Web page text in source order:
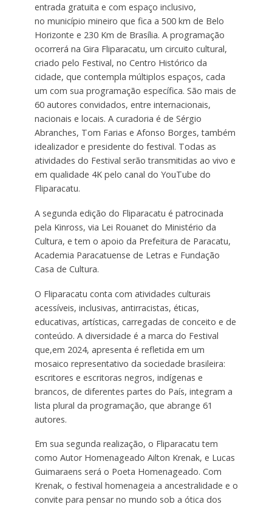
entrada gratuita e com espaço inclusivo,
no município mineiro que fica a 500 km de Belo
Horizonte e 230 Km de Brasília. A programação
ocorrerá na Gira Fliparacatu, um circuito cultural,
criado pelo Festival, no Centro Histórico da
cidade, que contempla múltiplos espaços, cada
um com sua programação específica. São mais de
60 autores convidados, entre internacionais,
nacionais e locais. A curadoria é de Sérgio
Abranches, Tom Farias e Afonso Borges, também
idealizador e presidente do festival. Todas as
atividades do Festival serão transmitidas ao vivo e
em qualidade 4K pelo canal do YouTube do
Fliparacatu.
A segunda edição do Fliparacatu é patrocinada
pela Kinross, via Lei Rouanet do Ministério da
Cultura, e tem o apoio da Prefeitura de Paracatu,
Academia Paracatuense de Letras e Fundação
Casa de Cultura.
O Fliparacatu conta com atividades culturais
acessíveis, inclusivas, antirracistas, éticas,
educativas, artísticas, carregadas de conceito e de
conteúdo. A diversidade é a marca do Festival
que,em 2024, apresenta é refletida em um
mosaico representativo da sociedade brasileira:
escritores e escritoras negros, indígenas e
brancos, de diferentes partes do País, integram a
lista plural da programação, que abrange 61
autores.
Em sua segunda realização, o Fliparacatu tem
como Autor Homenageado Ailton Krenak, e Lucas
Guimaraens será o Poeta Homenageado. Com
Krenak, o festival homenageia a ancestralidade e o
convite para pensar no mundo sob a ótica dos